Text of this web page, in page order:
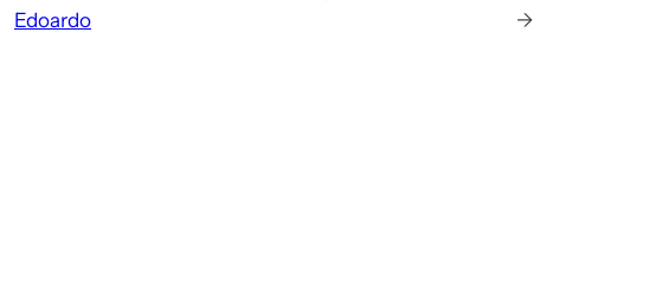
Edoardo
→